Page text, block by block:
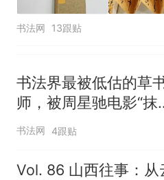
书法网 13跟贴
书法界最被低估的草
师，被周星驰电影“抹
黑”，真实水平位居明
书法网 4跟贴
Vol. 86 山西往事：从